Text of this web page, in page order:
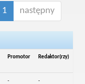
1 następny
Promotor Redaktor(rzy)
- -